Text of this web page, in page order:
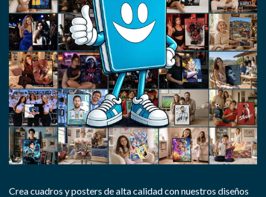
Crea cuadros y posters de alta calidad con nuestros diseños